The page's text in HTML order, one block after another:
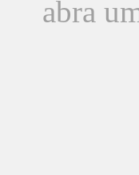
abra